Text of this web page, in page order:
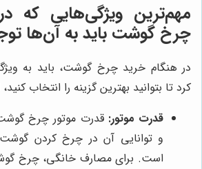
مهم‌ترین ویژگی‌هایی که
چرخ گوشت باید به آن‌ها
در هنگام خرید چرخ گوشت، باید به
کرد تا بتوانید بهترین گزینه را انتخاب
قدرت موتور: قدرت موتور چرخ
و توانایی آن در چرخ کردن